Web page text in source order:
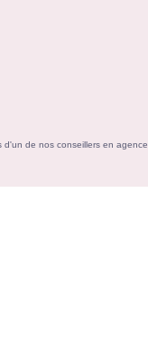
de nos conseillers en agence.